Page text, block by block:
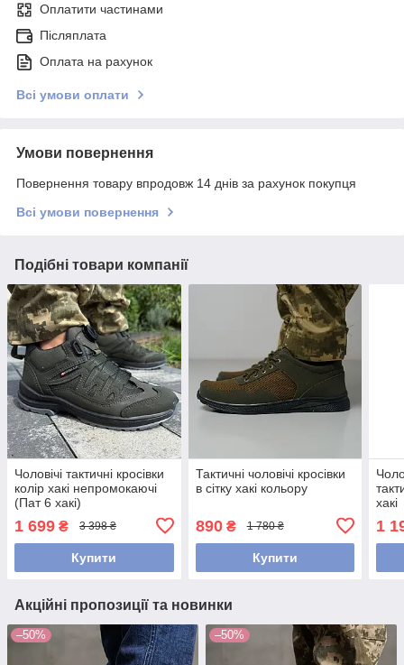
Оплатити частинами
Післяплата
Оплата на рахунок
Всі умови оплати
Умови повернення
Повернення товару впродовж 14 днів за рахунок покупця
Всі умови повернення
Подібні товари компанії
Чоловічі тактичні кросівки
колір хакі непромокаючі
(Пат 6 хакі)
1 699 ₴ 3 398 ₴
Купити
Тактичні чоловічі кросівки
в сітку хакі кольору
890₴ 1 780 ₴
Купити
хакі
1
Акційні пропозиції та новинки
–50% –50%